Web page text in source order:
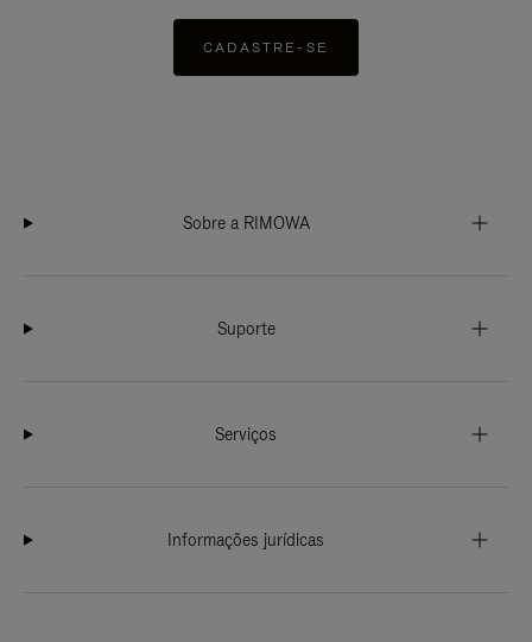
CADASTRE-SE
Sobre a RIMOWA
Suporte
Serviços
Informações jurídicas